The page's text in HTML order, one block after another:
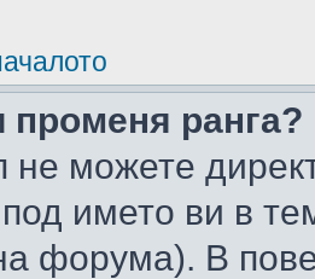
променя ранга?
не можете
името ви в
форума). В